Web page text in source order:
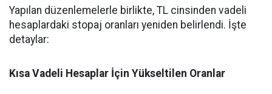
Yapılan düzenlemelerle birlikte, TL cinsinden vadeli
hesaplardaki stopaj oranları yeniden belirlendi. İşte
detaylar:
Kısa Vadeli Hesaplar İçin Yükseltilen Oranlar